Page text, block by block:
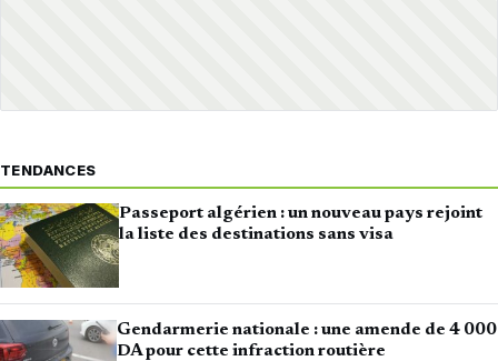
TENDANCES
Passeport algérien : un nouveau pays rejoint
la liste des destinations sans visa
Gendarmerie nationale : une amende de 4 000
DA pour cette infraction routière